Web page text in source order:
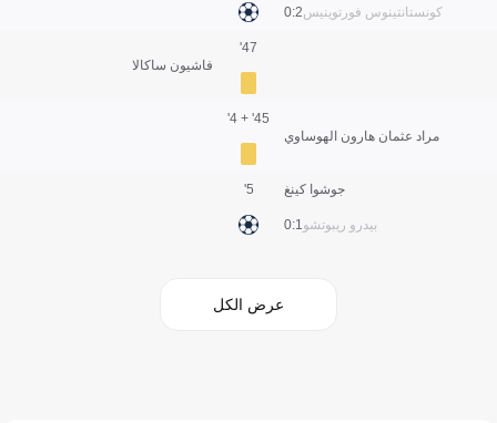
كونستانتينوس فورتوينيس2:0
فاشيون ساكالا
47'
مراد عثمان هارون الهوساوي
45' + 4'
جوشوا كينغ
بيدرو ريبوتشو1:0
5'
عرض الكل